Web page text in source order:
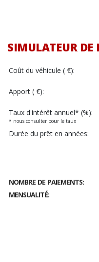
SIMULATEUR
Coût du véhicule ( €):
Apport ( €):
Taux d'intérêt annuel* (%):
* nous consulter pour le taux
Durée du prêt en années:
NOMBRE DE PAIEMENTS:
MENSUALITÉ: